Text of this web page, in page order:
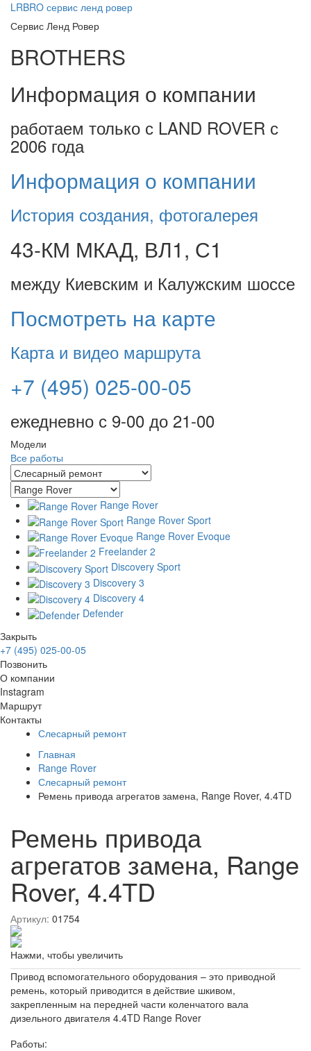
LRBRO сервис ленд ровер
Сервис Ленд Ровер
BROTHERS
Информация о компании
работаем только с LAND ROVER с
2006 года
Информация о компании
История создания, фотогалерея
43-КМ МКАД, ВЛ1, С1
между Киевским и Калужским шоссе
Посмотреть на карте
Карта и видео маршрута
+7 (495) 025-00-05
ежедневно с 9-00 до 21-00
Модели
Все работы
Range Rover
Range Rover Sport
Range Rover Evoque
Freelander 2
Discovery Sport
Discovery 3
Discovery 4
Defender
Закрыть
+7 (495) 025-00-05
Позвонить
О компании
Instagram
Маршрут
Контакты
Слесарный ремонт
Главная
Range Rover
Слесарный ремонт
Ремень привода агрегатов замена, Range Rover, 4.4TD
Ремень привода
агрегатов замена, Range
Rover, 4.4TD
Артикул: 01754
Нажми, чтобы увеличить
Привод вспомогательного оборудования – это приводной
ремень, который приводится в действие шкивом,
закрепленным на передней части коленчатого вала
дизельного двигателя 4.4TD Range Rover
Работы: